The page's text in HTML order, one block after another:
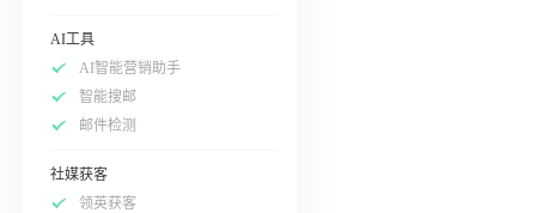
AI工具
AI智能营销助手
智能搜邮
邮件检测
社媒获客
领英获客